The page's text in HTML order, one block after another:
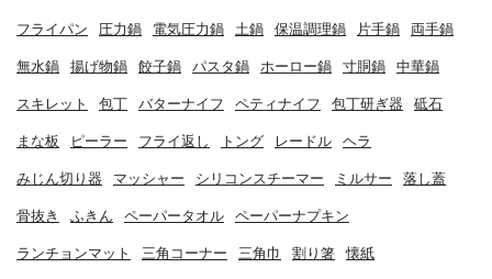
フライパン 圧力鍋 電気圧力鍋 土鍋 保温調理鍋 片手鍋 両手鍋
無水鍋 揚げ物鍋 餃子鍋 パスタ鍋 ホーロー鍋 寸胴鍋 中華鍋
スキレット 包丁 バターナイフ ペティナイフ 包丁研ぎ器 砥石
まな板 ピーラー フライ返し トング レードル ヘラ
みじん切り器 マッシャー シリコンスチーマー ミルサー 落し蓋
骨抜き ふきん ペーパータオル ペーパーナプキン
ランチョンマット 三角コーナー 三角巾 割り箸 懐紙